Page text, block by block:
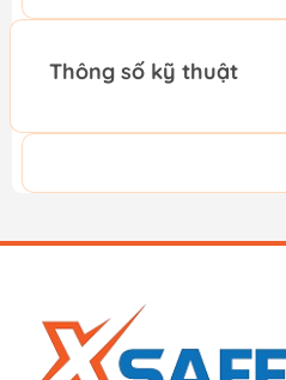
Thông số kỹ thuật